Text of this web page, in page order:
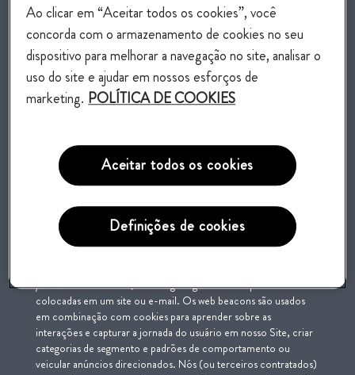
web que contêm pequenas quantidades de informações que são
baixadas em seu dispositivo quando você visita um Site. Os
cookies podem ser enviados de volta ao Site de origem em
visitas subsequentes ou para outro Site que reconheça esse
cookie. Cookies são úteis pois permitem que um Site
reconheça o dispositivo de um usuário e lembre-se de suas
ações e preferências (como detalhes de login, idioma, tamanho
Sempre que possível, medidas de segurança são implementadas
para impedir o acesso não autorizado aos nossos cookies e
tecnologias similares. Um identificador único garante que
tenham acesso aos dados dos cookies.
Web beacons
pixelse GIFs invisíveis) são imagens gráficas transparentes
colocadas em um site ou e-mail. Os web beacons são usados
em combinação com cookies para aprender sobre as
interações e capturar a jornada do usuário em nosso Site, criar
categorias de segmento e padrões de comportamento ou
veicular anúncios direcionados. Nós (ou terceiros contratados)
Ao clicar em “Aceitar todos os cookies”, você
concorda com o armazenamento de cookies no seu
dispositivo para melhorar a navegação no site, analisar o
uso do site e ajudar em nossos esforços de
marketing. POLÍTICA DE COOKIES
Definições de cookies
Aceitar todos os cookies